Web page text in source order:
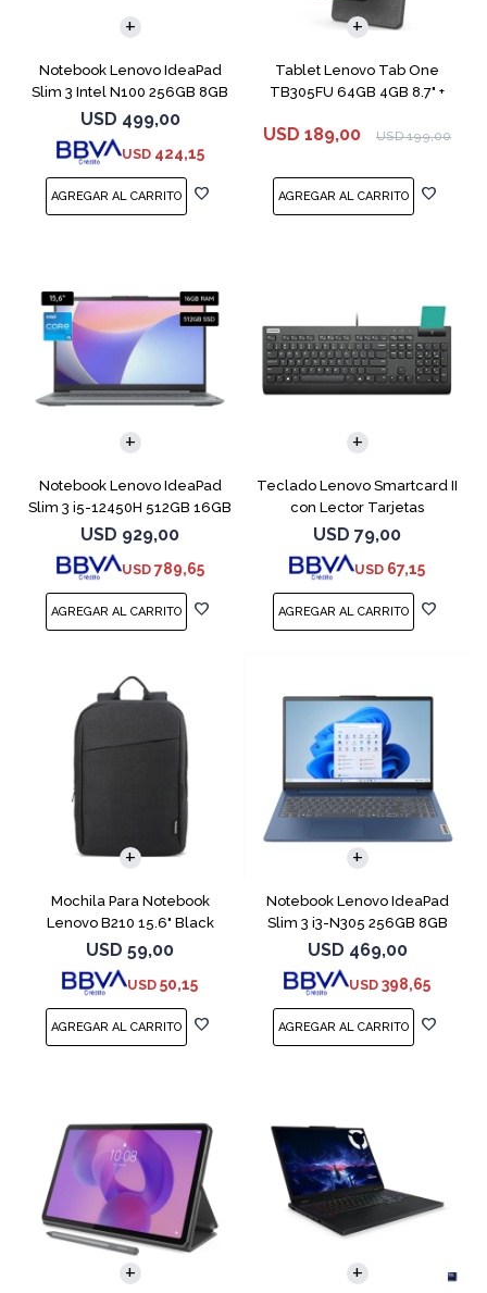
Notebook Lenovo IdeaPad
Slim 3 Intel N100 256GB 8GB
USD 499,00
USD 424,15
Tablet Lenovo Tab One
TB305FU 64GB 4GB 8.7" +
USD 189,00 USD 199,00
Notebook Lenovo IdeaPad
Slim 3 i5-12450H 512GB 16GB
15.6"
USD 929,00
USD 789,65
COMPARAR
Teclado Lenovo Smartcard II
con Lector Tarjetas
Inteligente
USD 79,00
USD 67,15
Mochila Para Notebook
Lenovo B210 15.6" Black
USD 59,00
USD 50,15
Notebook Lenovo IdeaPad
Slim 3 i3-N305 256GB 8GB
15.6" Blue
USD 469,00
USD 398,65
COMPARAR